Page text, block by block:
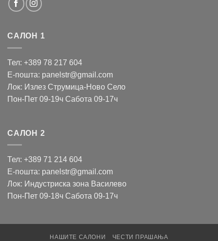
САЛОН 1
Тел: +389 78 217 604
Е-пошта: panelstr@gmail.com
Лок: Излез Струмица-Ново Село
Пон-Пет 09-19ч Сабота 09-17ч
САЛОН 2
Тел: +389 71 214 604
Е-пошта: panelstr@gmail.com
Лок: Индустриска зона Василево
Пон-Пет 09-18ч Сабота 09-17ч
НАШИТЕ САЛОНИ ЧЕСТИ ПРАШАЊА